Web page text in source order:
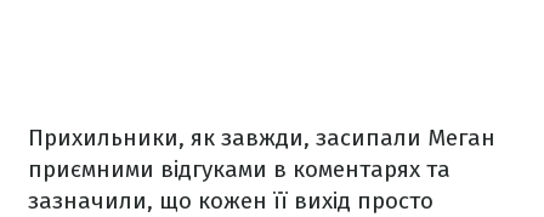
Прихильники, як завжди, засипали Меган
приємними відгуками в коментарях та
зазначили, що кожен її вихід просто